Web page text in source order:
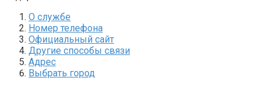
О службе
Номер телефона
Официальный сайт
Другие способы связи
Адрес
Выбрать город